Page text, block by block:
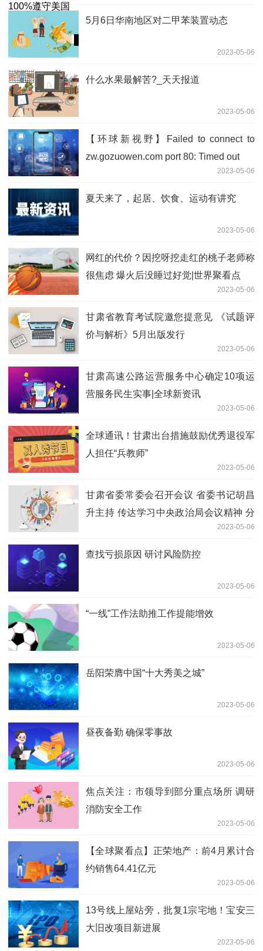
5月6日华南地区对二甲苯装置动态
2023-05-06
什么水果最解苦?_天天报道
2023-05-06
【环球新视野】Failed to connect to
zw.gozuowen.com port 80: Timed out
2023-05-06
夏天来了，起居、饮食、运动有讲究
2023-05-06
网红的代价？因挖呀挖走红的桃子老师称
很焦虑 爆火后没睡过好觉|世界聚看点
2023-05-06
甘肃省教育考试院邀您提意见 《试题评
价与解析》5月出版发行
2023-05-06
甘肃高速公路运营服务中心确定10项运
营服务民生实事|全球新资讯
2023-05-06
全球通讯！甘肃出台措施鼓励优秀退役军
人担任“兵教师”
2023-05-06
甘肃省委常委会召开会议 省委书记胡昌
升主持 传达学习中央政治局会议精神 分
析研究当前全省经济形势和经济工作2023-05-06
查找亏损原因 研讨风险防控
2023-05-06
“一线”工作法助推工作提能增效
2023-05-06
岳阳荣膺中国“十大秀美之城”
2023-05-06
昼夜备勤 确保零事故
2023-05-06
焦点关注：市领导到部分重点场所 调研
消防安全工作
2023-05-06
【全球聚看点】正荣地产：前4月累计合
约销售64.41亿元
2023-05-06
13号线上屋站旁，批复1宗宅地！宝安三
大旧改项目新进展
2023-05-06